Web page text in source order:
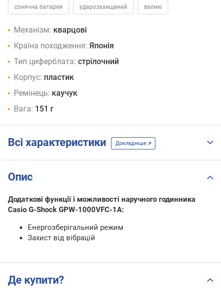
сонячна батарея ударозахищений великі
Механізм: кварцові
Країна походження: Японія
Тип циферблата: стрілочний
Корпус: пластик
Ремінець: каучук
Вага: 151 г
Всі характеристики Докладніше
Опис
Додаткові функції і можливості наручного годинника
Casio G-Shock GPW-1000VFC-1A:
Енергозберігальний режим
Захист від вібрацій
Де купити?